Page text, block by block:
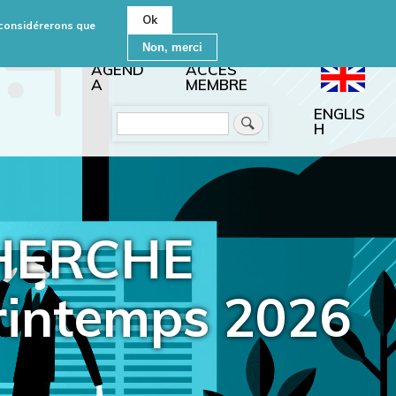
que
Ok
Non, merci
AGEND
A
ACCÈS
MEMBRE
ENGLIS
H
Rechercher
2026